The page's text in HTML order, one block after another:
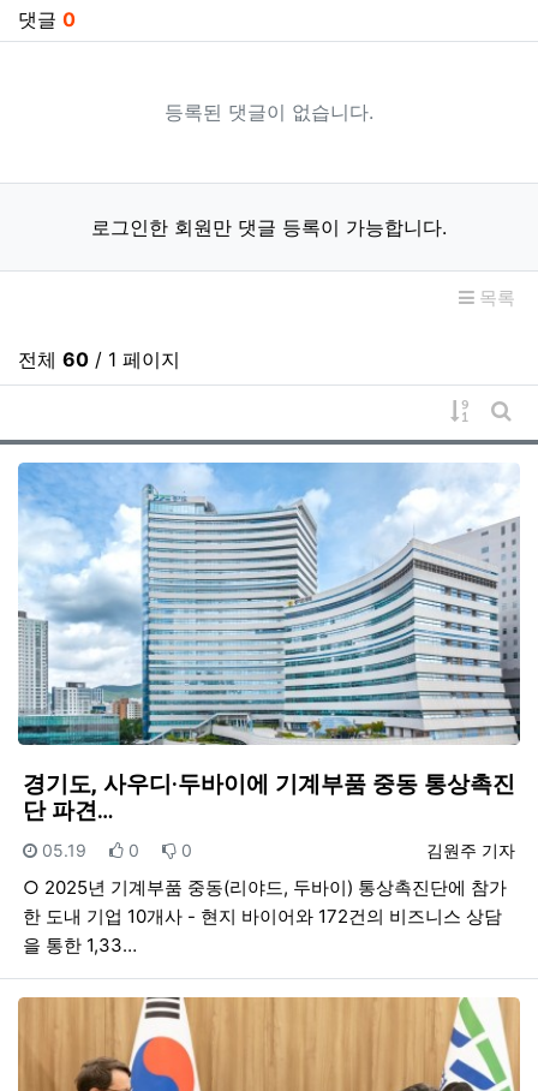
댓글 0
등록된 댓글이 없습니다.
로그인한 회원만 댓글 등록이 가능합니다.
목록
전체 60 / 1 페이지
게시물
게
경기도, 사우디·두바이에 기계부품 중동 통상촉진
단 파견…
등록자
김원주 기자
등록일
05.19 추천
0 비추천
0
○ 2025년 기계부품 중동(리야드, 두바이) 통상촉진단에 참가
한 도내 기업 10개사 - 현지 바이어와 172건의 비즈니스 상담
을 통한 1,33…